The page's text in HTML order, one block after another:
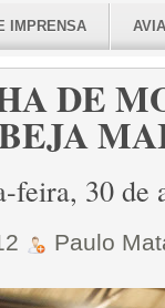
IMPRENSA
DE
feira, 30
Paulo